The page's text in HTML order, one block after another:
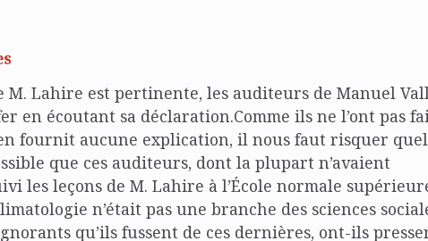
M. Lahire est pertinente, les auditeurs de Manuel
en écoutant sa déclaration.Comme ils ne l’ont pas
fournit aucune explication, il nous faut risquer
que ces auditeurs, dont la plupart n’avaient
les leçons de M. Lahire à l’École normale
n’était pas une branche des sciences
qu’ils fussent de ces dernières, ont-ils